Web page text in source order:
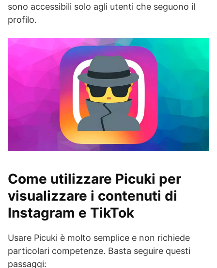
sono accessibili solo agli utenti che seguono il
profilo.
Come utilizzare Picuki per
visualizzare i contenuti di
Instagram e TikTok
Usare Picuki è molto semplice e non richiede
particolari competenze. Basta seguire questi
passaggi: